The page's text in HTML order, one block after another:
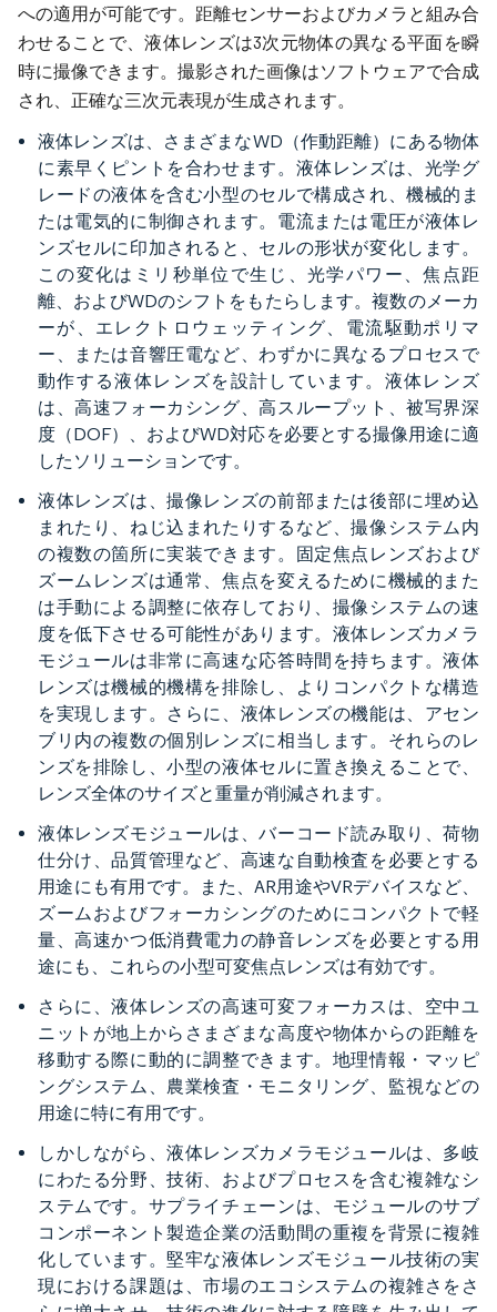
への適用が可能です。距離センサーおよびカメラと組み合
わせることで、液体レンズは3次元物体の異なる平面を瞬
時に撮像できます。撮影された画像はソフトウェアで合成
され、正確な三次元表現が生成されます。
液体レンズは、さまざまなWD（作動距離）にある物体
に素早くピントを合わせます。液体レンズは、光学グ
レードの液体を含む小型のセルで構成され、機械的ま
たは電気的に制御されます。電流または電圧が液体レ
ンズセルに印加されると、セルの形状が変化します。
この変化はミリ秒単位で生じ、光学パワー、焦点距
離、およびWDのシフトをもたらします。複数のメーカ
ーが、エレクトロウェッティング、電流駆動ポリマ
ー、または音響圧電など、わずかに異なるプロセスで
動作する液体レンズを設計しています。液体レンズ
は、高速フォーカシング、高スループット、被写界深
度（DOF）、およびWD対応を必要とする撮像用途に適
したソリューションです。
液体レンズは、撮像レンズの前部または後部に埋め込
まれたり、ねじ込まれたりするなど、撮像システム内
の複数の箇所に実装できます。固定焦点レンズおよび
ズームレンズは通常、焦点を変えるために機械的また
は手動による調整に依存しており、撮像システムの速
度を低下させる可能性があります。液体レンズカメラ
モジュールは非常に高速な応答時間を持ちます。液体
レンズは機械的機構を排除し、よりコンパクトな構造
を実現します。さらに、液体レンズの機能は、アセン
ブリ内の複数の個別レンズに相当します。それらのレ
ンズを排除し、小型の液体セルに置き換えることで、
レンズ全体のサイズと重量が削減されます。
液体レンズモジュールは、バーコード読み取り、荷物
仕分け、品質管理など、高速な自動検査を必要とする
用途にも有用です。また、AR用途やVRデバイスなど、
ズームおよびフォーカシングのためにコンパクトで軽
量、高速かつ低消費電力の静音レンズを必要とする用
途にも、これらの小型可変焦点レンズは有効です。
さらに、液体レンズの高速可変フォーカスは、空中ユ
ニットが地上からさまざまな高度や物体からの距離を
移動する際に動的に調整できます。地理情報・マッピ
ングシステム、農業検査・モニタリング、監視などの
用途に特に有用です。
しかしながら、液体レンズカメラモジュールは、多岐
にわたる分野、技術、およびプロセスを含む複雑なシ
ステムです。サプライチェーンは、モジュールのサブ
コンポーネント製造企業の活動間の重複を背景に複雑
化しています。堅牢な液体レンズモジュール技術の実
現における課題は、市場のエコシステムの複雑さをさ